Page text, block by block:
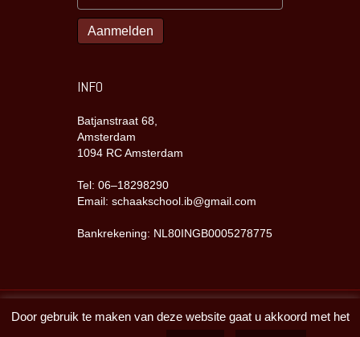
INFO
Batjanstraat 68,
Amsterdam
1094 RC Amsterdam
Tel: 06–18298290
Email: schaakschool.ib@gmail.com
Bankrekening: NL80INGB0005278775
Door gebruik te maken van deze website gaat u akkoord met het